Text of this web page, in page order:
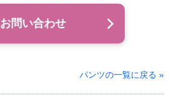
お問い合わせ
パンツの一覧に戻る »